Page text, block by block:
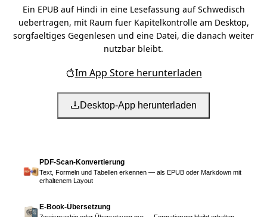
Ein EPUB auf Hindi in eine Lesefassung auf Schwedisch
uebertragen, mit Raum fuer Kapitelkontrolle am Desktop,
sorgfaeltiges Gegenlesen und eine Datei, die danach weiter
nutzbar bleibt.
Im App Store herunterladen
Desktop-App herunterladen
PDF-Scan-Konvertierung
Text, Formeln und Tabellen erkennen — als EPUB oder Markdown mit
erhaltenem Layout
E-Book-Übersetzung